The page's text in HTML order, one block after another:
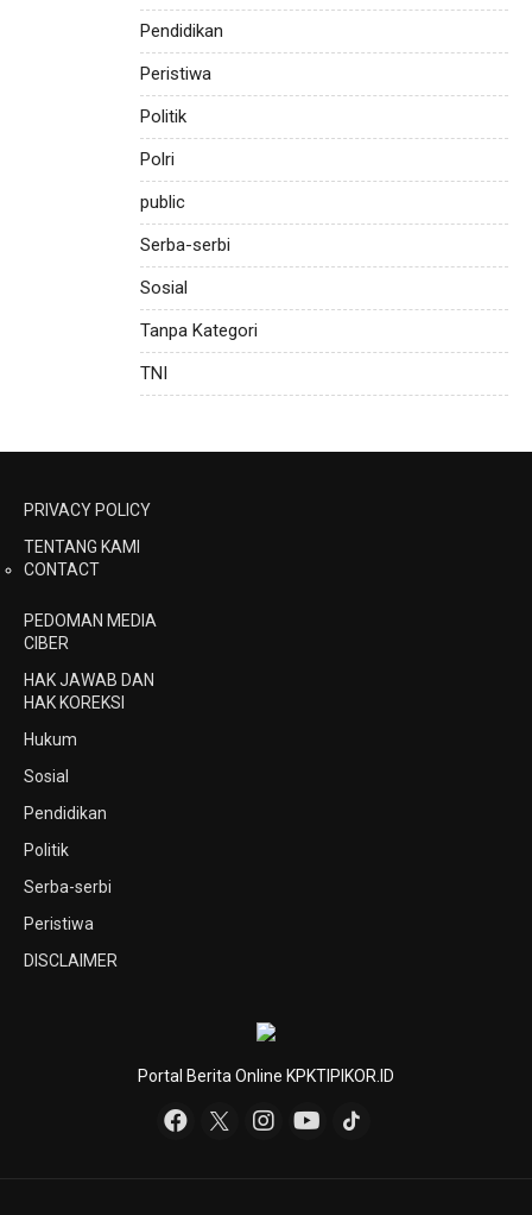
Pendidikan
Peristiwa
Politik
Polri
public
Serba-serbi
Sosial
Tanpa Kategori
TNI
PRIVACY POLICY
TENTANG KAMI
CONTACT
PEDOMAN MEDIA
CIBER
HAK JAWAB DAN
HAK KOREKSI
Hukum
Sosial
Pendidikan
Politik
Serba-serbi
Peristiwa
DISCLAIMER
Portal Berita Online KPKTIPIKOR.ID